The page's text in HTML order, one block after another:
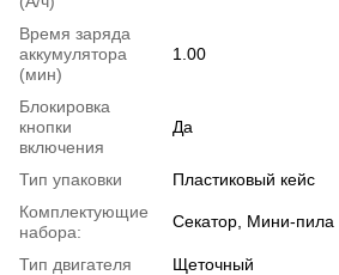
Время заряда
аккумулятора
(мин)
1.00
Блокировка
кнопки
включения
Да
Тип упаковки
Пластиковый кейс
Комплектующие
набора:
Секатор, Мини-пила
Тип двигателя
Щеточный